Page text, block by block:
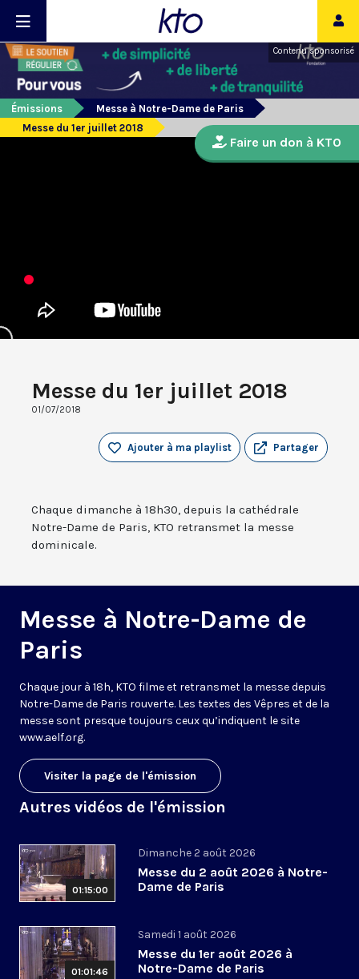
Contenu sponsorisé
Émissions
Messe à Notre-Dame de Paris
Messe du 1er juillet 2018
Messe du 1er juillet 2018
01/07/2018
Partager
Ajouter à ma playlist
Chaque dimanche à 18h30, depuis la cathédrale
Notre-Dame de Paris, KTO retransmet la messe
dominicale.
Messe à Notre-Dame de
Paris
Chaque jour à 18h, KTO filme et retransmet la messe depuis
Notre-Dame de Paris rouverte. Les textes des Vêpres et de la
messe sont presque toujours ceux qu’indiquent le site
www.aelf.org.
Visiter la page de l'émission
Autres vidéos de l'émission
01:15:00
Dimanche 2 août 2026
Messe du 2 août 2026 à Notre-
Dame de Paris
01:01:46
Samedi 1 août 2026
Messe du 1er août 2026 à
Notre-Dame de Paris
Faire un don à KTO